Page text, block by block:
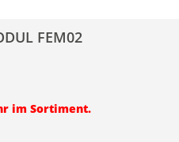
FEM02
im Sortiment.